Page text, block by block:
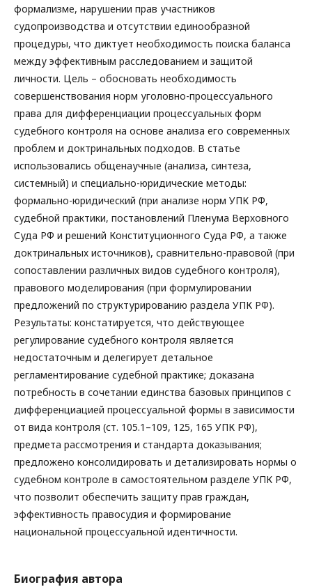
формализме, нарушении прав участников
судопроизводства и отсутствии единообразной
процедуры, что диктует необходимость поиска баланса
между эффективным расследованием и защитой
личности. Цель – обосновать необходимость
совершенствования норм уголовно-процессуального
права для дифференциации процессуальных форм
судебного контроля на основе анализа его современных
проблем и доктринальных подходов. В статье
использовались общенаучные (анализа, синтеза,
системный) и специально-юридические методы:
формально-юридический (при анализе норм УПК РФ,
судебной практики, постановлений Пленума Верховного
Суда РФ и решений Конституционного Суда РФ, а также
доктринальных источников), сравнительно-правовой (при
сопоставлении различных видов судебного контроля),
правового моделирования (при формулировании
предложений по структурированию раздела УПК РФ).
Результаты: констатируется, что действующее
регулирование судебного контроля является
недостаточным и делегирует детальное
регламентирование судебной практике; доказана
потребность в сочетании единства базовых принципов с
дифференциацией процессуальной формы в зависимости
от вида контроля (ст. 105.1–109, 125, 165 УПК РФ),
предмета рассмотрения и стандарта доказывания;
предложено консолидировать и детализировать нормы о
судебном контроле в самостоятельном разделе УПК РФ,
что позволит обеспечить защиту прав граждан,
эффективность правосудия и формирование
национальной процессуальной идентичности.
Биография автора